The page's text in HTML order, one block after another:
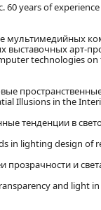
60 years of
мультимедийных
арт-
technologies
Illusions in the
тенденции в
in lighting design of
и
transparency and light